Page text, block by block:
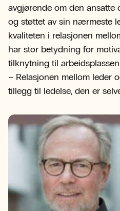
avgjørende om den ansatte
og støttet av sin nærmeste
kvaliteten i relasjonen
har stor betydning for
tilknytning til
– Relasjonen mellom leder
tillegg til ledelse, den er